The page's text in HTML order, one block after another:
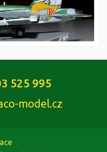
525 995
model.cz